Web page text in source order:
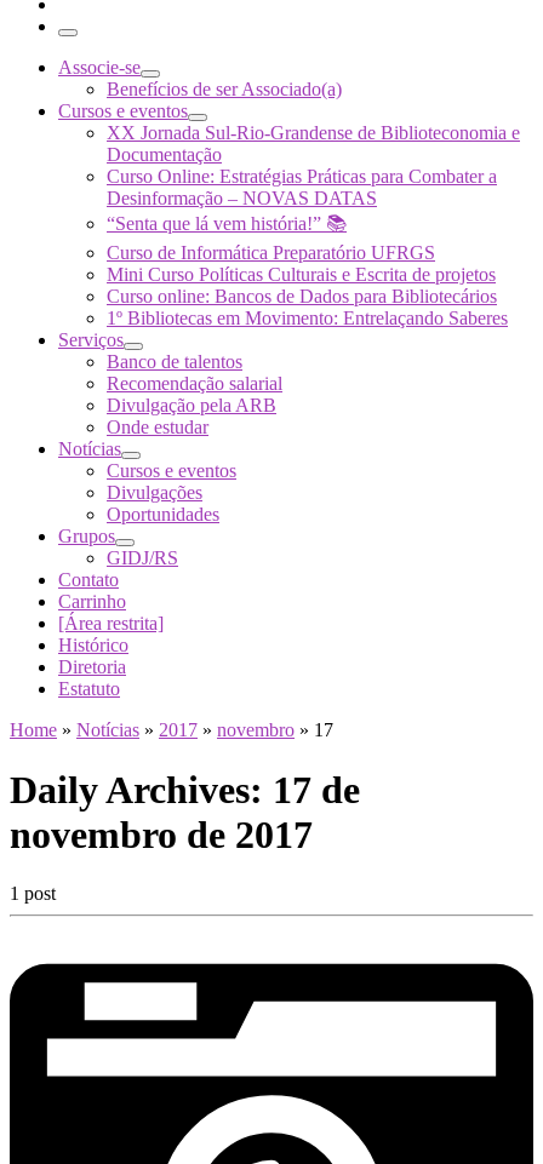
Menu
Associe-se
Benefícios de ser Associado(a)
Cursos e eventos
XX Jornada Sul-Rio-Grandense de Biblioteconomia e
Documentação
Curso Online: Estratégias Práticas para Combater a
Desinformação – NOVAS DATAS
“Senta que lá vem história!” 📚
Curso de Informática Preparatório UFRGS
Mini Curso Políticas Culturais e Escrita de projetos
Curso online: Bancos de Dados para Bibliotecários
1º Bibliotecas em Movimento: Entrelaçando Saberes
Serviços
Banco de talentos
Recomendação salarial
Divulgação pela ARB
Onde estudar
Notícias
Cursos e eventos
Divulgações
Oportunidades
Grupos
GIDJ/RS
Contato
Carrinho
[Área restrita]
Histórico
Diretoria
Estatuto
Home » Notícias » 2017 » novembro » 17
Daily Archives: 17 de
novembro de 2017
1 post